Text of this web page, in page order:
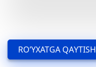
RO’YXATGA QAYTISH